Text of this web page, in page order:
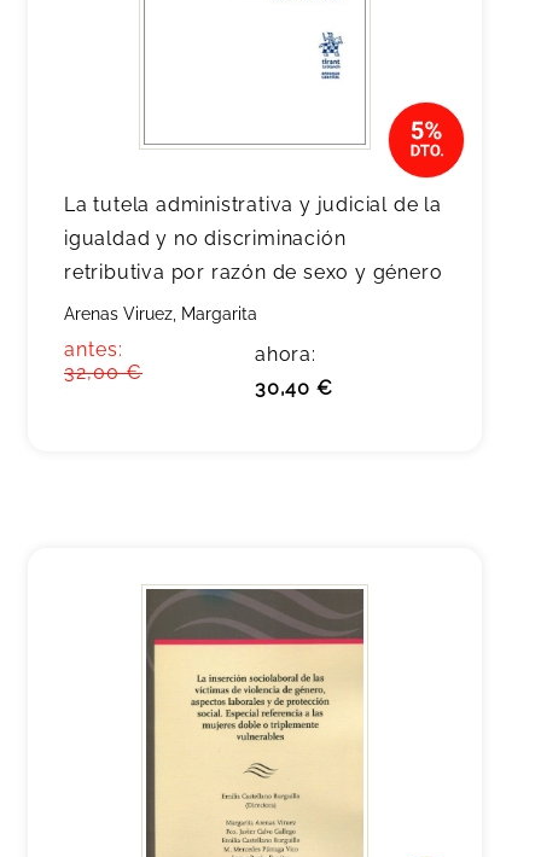
La tutela administrativa y judicial de la
igualdad y no discriminación
retributiva por razón de sexo y género
Arenas Viruez, Margarita
antes:
32,00 €
ahora:
30,40 €